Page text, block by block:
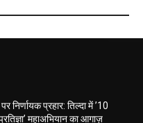
निर्णायक प्रहार: तिल्दा में ’10
महाअभियान का आगाज़